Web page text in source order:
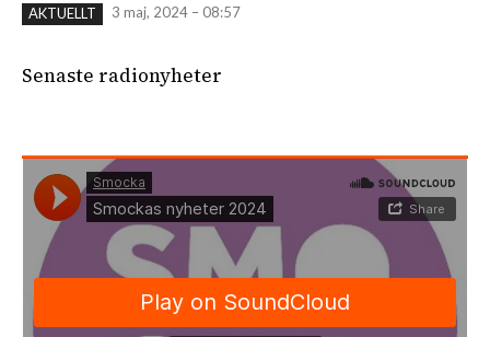
AKTUELLT 3 maj, 2024 – 08:57
Senaste radionyheter